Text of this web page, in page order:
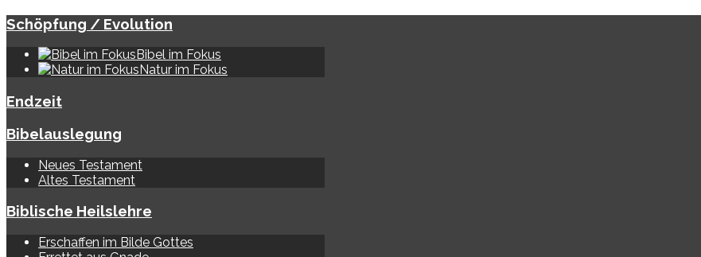
Schöpfung / Evolution
Bibel im Fokus
Natur im Fokus
Endzeit
Bibelauslegung
Neues Testament
Altes Testament
Biblische Heilslehre
Erschaffen im Bilde Gottes